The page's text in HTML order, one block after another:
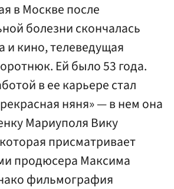
в Москве после
болезни скончалась
и кино, телеведущая
Ей было 53 года.
в ее карьере стал
няня» — в нем она
Мариуполя Вику
присматривает
продюсера Максима
фильмография